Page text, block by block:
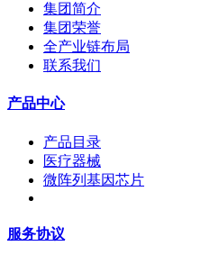
集团简介
集团荣誉
全产业链布局
联系我们
产品中心
产品目录
医疗器械
微阵列基因芯片
服务协议